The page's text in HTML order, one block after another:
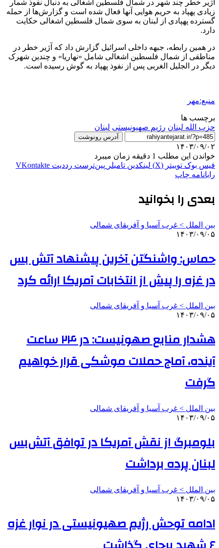
آژیر خطر چند شهر در شمال فلسطین اشغالی به دنبال نفوذ شمار
زیادی پهپاد به حریم هوایی آنها فعال شده است و گزارش‌ها از حمله
گسترده پهپادی از لبنان به سوی شمال فلسطین اشغالی حکایت
دارد.
در همین رابطه، جبهه داخلی اسرائیل گزارش داد که آژیر خطر در
مناطقی از شمال فلسطین اشغالی شامل «نهاریا» و چندین شهرک
دیگر در
الجلیل الغربی پس از نفوذ پهپاد به گوش رسیده است.
منبع:مهر
برچسب ها
حزب الله لبنان رژیم صهیونیستی لبنان
آدرس رونوشت
۱۴۰۳/۰۹/۰۲
خواندن این مطلب 1 دقیقه زمان میبرد
فیس بوک توییتر (X) لینکدین ‫تامبلر ‫پین‌ترست ‫رددیت ‫VKontakte
رایانامه چاپ
بعدی را بخوانید
بین الملل > غرب آسیا و آفریقای شمالی
۱۴۰۳/۰۹/۰۵
حماس: واشنگتن آخرین پیشنهاد آتش بس
در غزه را پیش از انتخابات آمریکا ارائه کرد
بین الملل > غرب آسیا و آفریقای شمالی
۱۴۰۳/۰۹/۰۵
هشدار منابع صهونیست: در ۲۴ ساعت
آینده، آماج حملات موشکی قرار خواهیم
گرفت
بین الملل > غرب آسیا و آفریقای شمالی
۱۴۰۳/۰۹/۰۵
بلومبرگ از نقش آمریکا در توافق آتش‌بس
لبنان پرده برداشت
بین الملل > غرب آسیا و آفریقای شمالی
۱۴۰۳/۰۹/۰۵
ادامه توحش رژیم صهیونیستی در نوار غزه